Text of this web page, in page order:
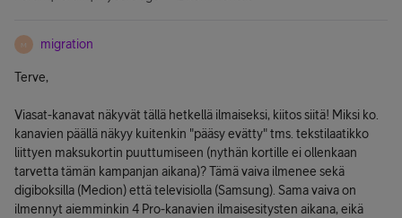
M migration
Terve,
Viasat-kanavat näkyvät tällä hetkellä ilmaiseksi, kiitos siitä! Miksi ko.
kanavien päällä näkyy kuitenkin "pääsy evätty" tms. tekstilaatikko
liittyen maksukortin puuttumiseen (nythän kortille ei ollenkaan
tarvetta tämän kampanjan aikana)? Tämä vaiva ilmenee sekä
digiboksilla (Medion) että televisiolla (Samsung). Sama vaiva on
ilmennyt aiemminkin 4 Pro-kanavien ilmaisesitysten aikana, eikä